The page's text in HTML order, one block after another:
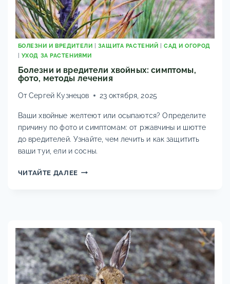
БОЛЕЗНИ И ВРЕДИТЕЛИ | ЗАЩИТА РАСТЕНИЙ |САД И ОГОРОД
| УХОД ЗА РАСТЕНИЯМИ
Болезни и вредители хвойных: симптомы,
фото, методы лечения
ОтСергей Кузнецов 23 октября, 2025
Ваши хвойные желтеют или осыпаются? Определите
причину по фото и симптомам: от ржавчины и шютте
до вредителей. Узнайте, чем лечить и как защитить
ваши туи, ели и сосны.
ЧИТАЙТЕ ДАЛЕЕБОЛЕЗНИ
МЕТОДЫ
ЛЕЧЕНИЯ